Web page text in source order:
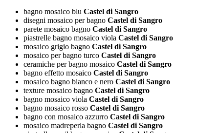
bagno mosaico blu Castel di Sangro
disegni mosaico per bagno Castel di Sangro
parete mosaico bagno Castel di Sangro
piastrelle bagno mosaico viola Castel di Sangro
mosaico grigio bagno Castel di Sangro
mosaico per bagno turco Castel di Sangro
ceramiche per bagno mosaico Castel di Sangro
bagno effetto mosaico Castel di Sangro
mosaico bagno bianco e nero Castel di Sangro
texture mosaico bagno Castel di Sangro
bagno mosaico viola Castel di Sangro
bagno mosaico rosso Castel di Sangro
bagno con mosaico azzurro Castel di Sangro
mosaico madreperla bagno Castel di Sangro